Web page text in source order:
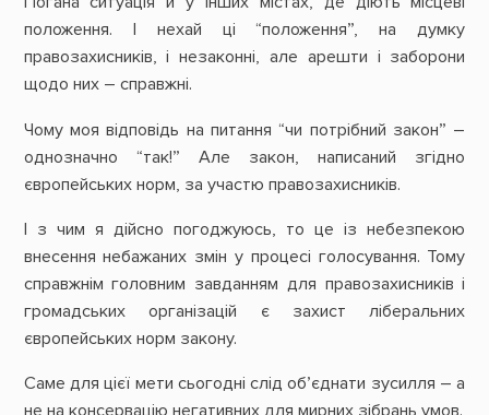
положення. І нехай ці “положення”, на думку
правозахисників, і незаконні, але арешти і заборони
щодо них – справжні.
Чому моя відповідь на питання “чи потрібний закон” –
однозначно “так!” Але закон, написаний згідно
європейських норм, за участю правозахисників.
І з чим я дійсно погоджуюсь, то це із небезпекою
внесення небажаних змін у процесі голосування. Тому
справжнім головним завданням для правозахисників і
громадських організацій є захист ліберальних
європейських норм закону.
Саме для цієї мети сьогодні слід об’єднати зусилля – а
не на консервацію негативних для мирних зібрань умов.